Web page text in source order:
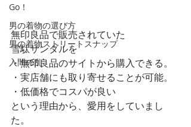
Go！
男の着物の選び方
男の着物ストリートスナップ
入間の乱
無印良品で販売されていた
雪駄サンダルを
・無印良品のサイトから購入できる。
・実店舗にも取り寄せることが可能。
・低価格でコスパが良い
という理由から、愛用をしていまし
た。